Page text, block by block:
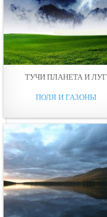
ТУЧИ ПЛАНЕТА И ЛУГ
ПОЛЯ И ГАЗОНЫ